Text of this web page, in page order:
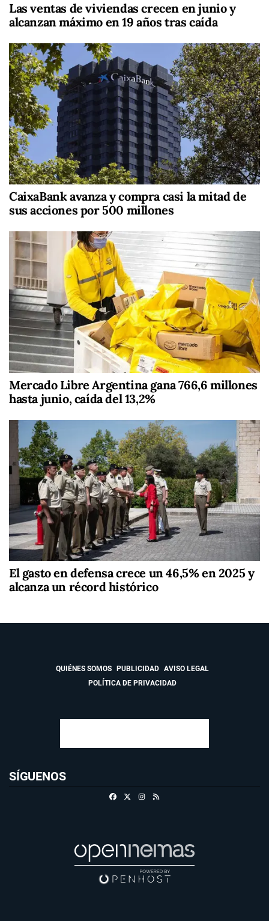
Las ventas de viviendas crecen en junio y
alcanzan máximo en 19 años tras caída
CaixaBank avanza y compra casi la mitad de
sus acciones por 500 millones
Mercado Libre Argentina gana 766,6 millones
hasta junio, caída del 13,2%
El gasto en defensa crece un 46,5% en 2025 y
alcanza un récord histórico
QUIÉNES SOMOS PUBLICIDAD
AVISO LEGAL
POLÍTICA DE PRIVACIDAD
SÍGUENOS
FacebookInstagram